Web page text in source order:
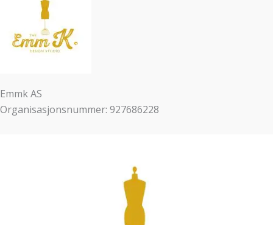
Emmk AS
Organisasjonsnummer: 927686228